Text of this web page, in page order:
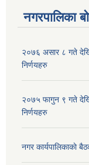
नगरपालिका
२०७६ असार ८ गते
निर्णयहरु
२०७५ फागुन ९ गते
निर्णयहरु
नगर कार्यपालिकाकाे